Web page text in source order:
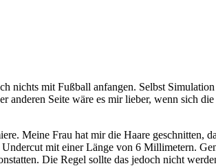
nichts mit Fußball anfangen. Selbst
Seite wäre es mir lieber, wenn sich
Meine Frau hat mir die Haare geschnitten,
mit einer Länge von 6 Millimetern.
Die Regel sollte das jedoch nicht